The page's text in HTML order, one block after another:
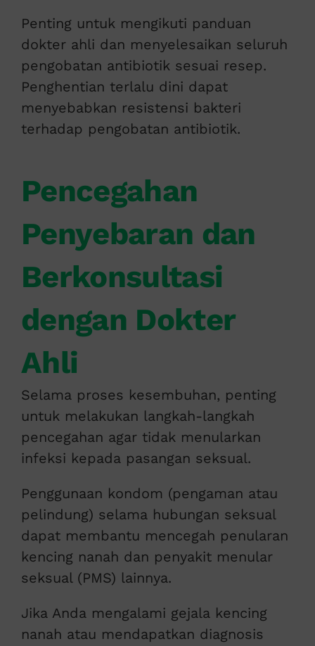
Penting untuk mengikuti panduan
dokter ahli dan menyelesaikan seluruh
pengobatan antibiotik sesuai resep.
Penghentian terlalu dini dapat
menyebabkan resistensi bakteri
terhadap pengobatan antibiotik.
Pencegahan
Penyebaran dan
Berkonsultasi
dengan Dokter
Ahli
Selama proses kesembuhan, penting
untuk melakukan langkah-langkah
pencegahan agar tidak menularkan
infeksi kepada pasangan seksual.
Penggunaan kondom (pengaman atau
pelindung) selama hubungan seksual
dapat membantu mencegah penularan
kencing nanah dan penyakit menular
seksual (PMS) lainnya.
Jika Anda mengalami gejala kencing
nanah atau mendapatkan diagnosis